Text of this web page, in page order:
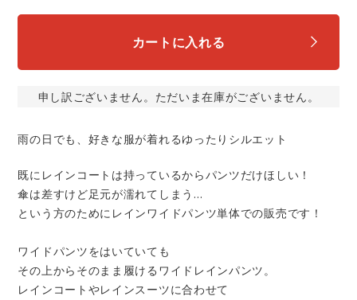
電熱ウェア・ヒートウェア
刺繍・プリント加工対象商品
作業着
ニット
ファン付きウェア
カジュアル
スターライト工業 東洋物産工業
弘進ゴム 藤井電工
福山ゴム工業 ビッグボーン商事株式会社
カートに入れる
申し訳ございません。ただいま在庫がございません。
雨の日でも、好きな服が着れるゆったりシルエット
既にレインコートは持っているからパンツだけほしい！
傘は差すけど足元が濡れてしまう…
​という方のためにレインワイドパンツ単体での販売です！
ワイドパンツをはいていても
その上からそのまま履けるワイドレインパンツ。
レインコートやレインスーツに合わせて